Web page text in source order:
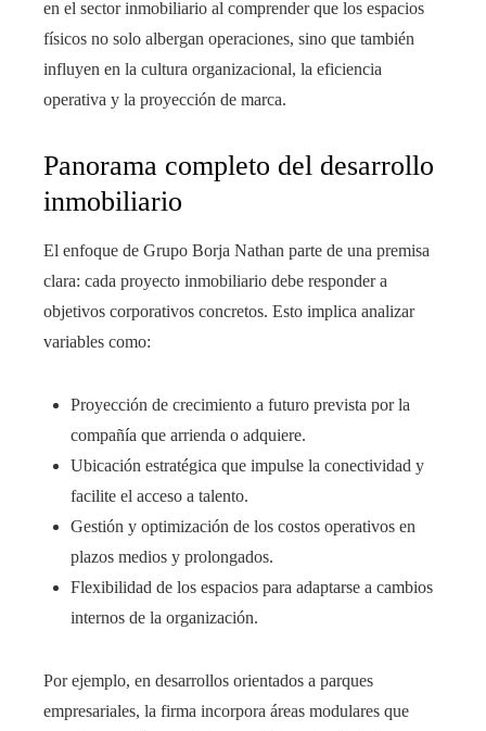
en el sector inmobiliario al comprender que los espacios
físicos no solo albergan operaciones, sino que también
influyen en la cultura organizacional, la eficiencia
operativa y la proyección de marca.
Panorama completo del desarrollo
inmobiliario
El enfoque de Grupo Borja Nathan parte de una premisa
clara: cada proyecto inmobiliario debe responder a
objetivos corporativos concretos. Esto implica analizar
variables como:
Proyección de crecimiento a futuro prevista por la
compañía que arrienda o adquiere.
Ubicación estratégica que impulse la conectividad y
facilite el acceso a talento.
Gestión y optimización de los costos operativos en
plazos medios y prolongados.
Flexibilidad de los espacios para adaptarse a cambios
internos de la organización.
Por ejemplo, en desarrollos orientados a parques
empresariales, la firma incorpora áreas modulares que